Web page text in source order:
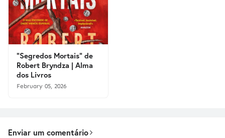
"Segredos Mortais" de
Robert Bryndza | Alma
dos Livros
February 05, 2026
Enviar um comentário